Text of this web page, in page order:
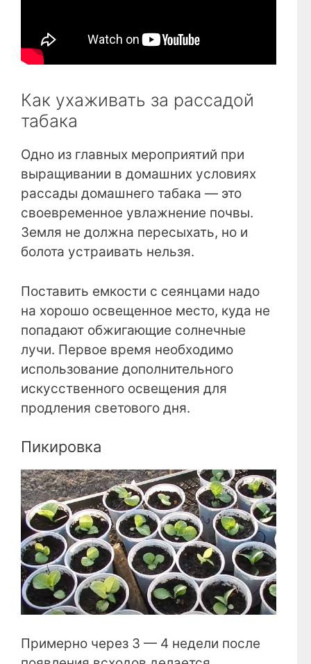
Как ухаживать за рассадой
табака
Одно из главных мероприятий при
выращивании в домашних условиях
рассады домашнего табака — это
своевременное увлажнение почвы.
Земля не должна пересыхать, но и
болота устраивать нельзя.
Поставить емкости с сеянцами надо
на хорошо освещенное место, куда не
попадают обжигающие солнечные
лучи. Первое время необходимо
использование дополнительного
искусственного освещения для
продления светового дня.
Пикировка
Примерно через 3 — 4 недели после